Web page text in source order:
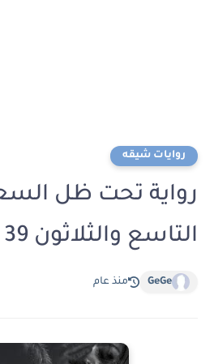
روايات شيقه
رواية تحت ظل
التاسع والثلاثون 39 بقلم ميار
GeGe منذ عام